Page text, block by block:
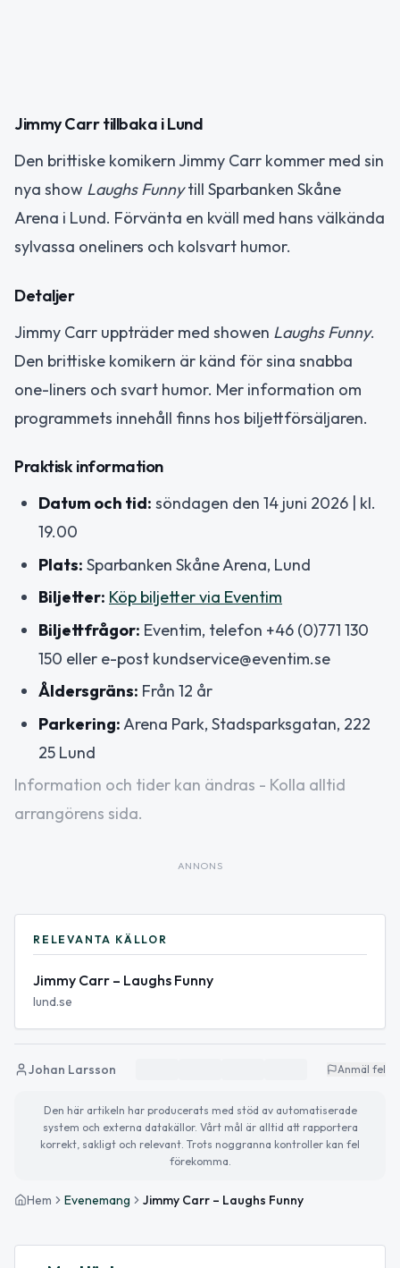
Jimmy Carr tillbaka i Lund
Den brittiske komikern Jimmy Carr kommer med sin
nya show Laughs Funnytill Sparbanken Skåne
Arena i Lund. Förvänta en kväll med hans välkända
sylvassa oneliners och kolsvart humor.
Detaljer
Jimmy Carr uppträder med showen Laughs Funny.
Den brittiske komikern är känd för sina snabba
one-liners och svart humor. Mer information om
programmets innehåll finns hos biljettförsäljaren.
Praktisk information
Datum och tid: söndagen den 14 juni 2026 | kl.
19.00
Plats: Sparbanken Skåne Arena, Lund
Biljetter: Köp biljetter via Eventim
Biljettfrågor: Eventim, telefon +46 (0)771 130
150 eller e-post kundservice@eventim.se
Åldersgräns: Från 12 år
Parkering:Arena Park, Stadsparksgatan, 222
25 Lund
Information och tider kan ändras - Kolla alltid
arrangörens sida.
ANNONS
RELEVANTA KÄLLOR
Jimmy Carr – Laughs Funny
lund.se
Johan Larsson Anmäl fel
Den här artikeln har producerats med stöd av automatiserade
system och externa datakällor. Vårt mål är alltid att rapportera
korrekt, sakligt och relevant. Trots noggranna kontroller kan fel
förekomma.
Hem Evenemang Jimmy Carr – Laughs Funny